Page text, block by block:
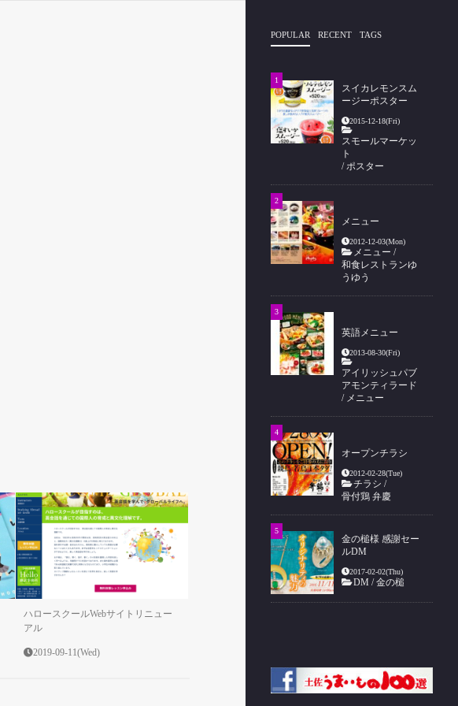
ハロースクールWebサイトリニュー
アル
2019-09-11(Wed)
POPULAR RECENT TAGS
スイカレモンスム
ージーポスター
2015-12-18(Fri)
スモールマーケッ
ト
/ポスター
メニュー
2012-12-03(Mon)
メニュー /
和食レストランゆ
うゆう
英語メニュー
2013-08-30(Fri)
アイリッシュパブ
アモンティラード
/ メニュー
オープンチラシ
2012-02-28(Tue)
チラシ /
骨付鶏 弁慶
金の槌様 感謝セー
ルDM
2017-02-02(Thu)
DM /金の槌